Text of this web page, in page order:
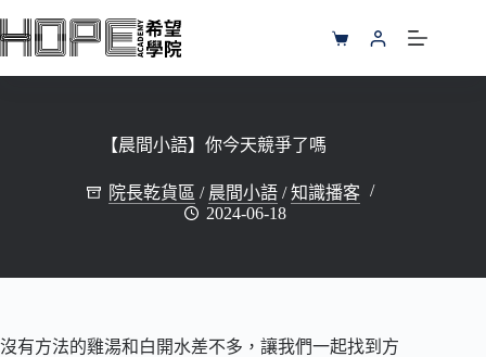
至
購
物
【晨間小語】你今天競爭了嗎
院長乾貨區 / 晨間小語 /知識播客
2024-06-18
沒有方法的雞湯和白開水差不多，讓我們一起找到方